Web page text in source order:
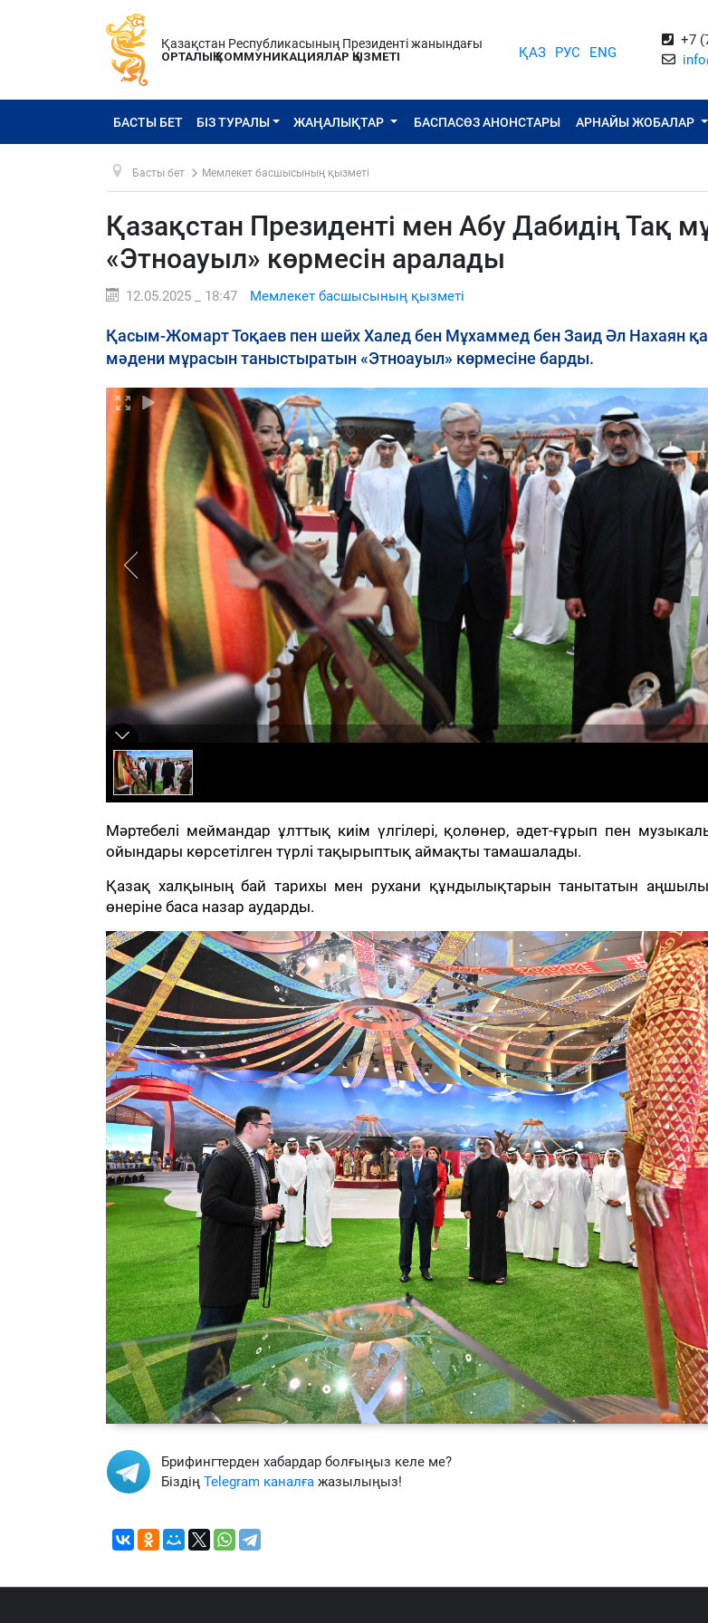
Қазақстан Республикасының Президенті жанындағы
ОРТАЛЫҚ КОММУНИКАЦИЯЛАР ҚЫЗМЕТІ
ҚАЗ РУС ENG
+7
БАСТЫ БЕТ БІЗ ТУРАЛЫ ЖАҢАЛЫҚТАР БАСПАСӨЗ АНОНСТАРЫ АРНАЙЫ ЖОБАЛАР
Басты бет Мемлекет басшысының қызметі
Қазақстан Президенті мен Абу Дабидің Тақ
«Этноауыл» көрмесін аралады
12.05.2025 _ 18:47 Мемлекет басшысының қызметі
Қасым-Жомарт Тоқаев пен шейх Халед бен Мұхаммед бен Заид Әл Нахаян
мәдени мұрасын таныстыратын «Этноауыл» көрмесіне барды.
Мәртебелі меймандар ұлттық киім үлгілері, қолөнер, әдет-ғұрып пен
ойындары көрсетілген түрлі тақырыптық аймақты тамашалады.
Қазақ халқының бай тарихы мен рухани құндылықтарын танытатын
өнеріне баса назар аударды.
Брифингтерден хабардар болғыңыз келе ме?
Біздің Telegram каналға жазылыңыз!